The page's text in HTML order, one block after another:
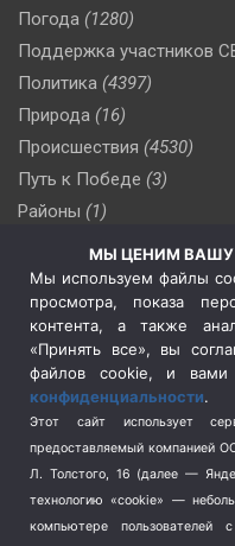
Погода (1280)
Поддержка участников
Политика (4397)
Природа (16)
Происшествия (4530)
Путь к Победе (3)
Районы (1)
(510)
Сельское хозяйство (3)
Социальная политика
(3)
Спецоперация в Украине
Спецоперация на Украине
Спорт (740)
Терроризм (1)
Транспорт (262)
Туризм (178)
МЫ ЦЕНИМ ВАШУ
Мы используем файлы
просмотра, показа
контента, а также
«Принять все», вы
файлов cookie, и
конфиденциальности.
Этот сайт использует
предоставляемый компанией
Л. Толстого, 16 (далее —
технологию «cookie» —
компьютере пользователей